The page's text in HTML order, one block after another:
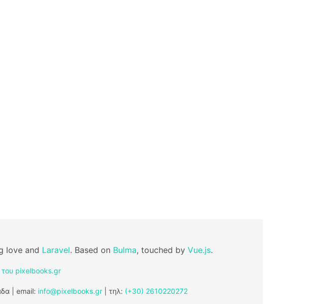
love and Laravel. Based on Bulma, touched by Vue.js.
pixelbooks.gr
| email: info@pixelbooks.gr | τηλ: (+30) 2610220272